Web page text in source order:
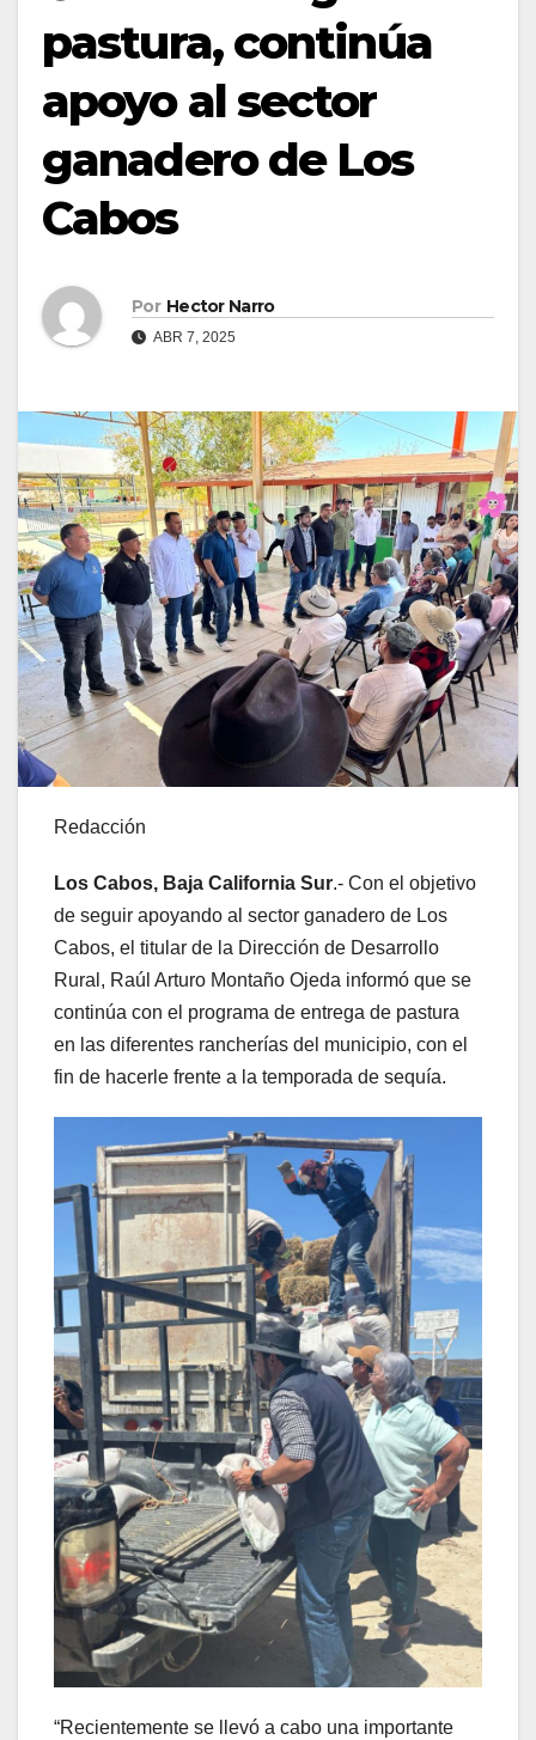
pastura, continúa
apoyo al sector
ganadero de Los
Cabos
Por Hector Narro
ABR 7, 2025
Redacción
Los Cabos, Baja California Sur.- Con el objetivo
de seguir apoyando al sector ganadero de Los
Cabos, el titular de la Dirección de Desarrollo
Rural, Raúl Arturo Montaño Ojeda informó que se
continúa con el programa de entrega de pastura
en las diferentes rancherías del municipio, con el
fin de hacerle frente a la temporada de sequía.
“Recientemente se llevó a cabo una importante